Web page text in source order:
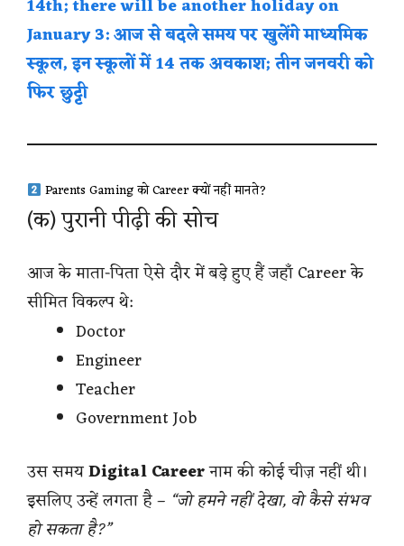
14th; there will be another holiday on
January 3: आज से बदले समय पर खुलेंगे माध्यमिक
स्कूल, इन स्कूलों में 14 तक अवकाश; तीन जनवरी को
फिर छुट्टी
Parents Gaming को Career क्यों नहीं मानते?
(क) पुरानी पीढ़ी की सोच
आज के माता-पिता ऐसे दौर में बड़े हुए हैं जहाँ Career के
सीमित विकल्प थे:
Doctor
Engineer
Teacher
Government Job
उस समयDigital Careerनाम की कोई चीज़ नहीं थी।
इसलिए उन्हें लगता है – “जो हमने नहीं देखा, वो कैसे संभव
हो सकता है?”